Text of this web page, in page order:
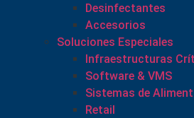
Desinfectantes
Accesorios
Soluciones Especiales
Infraestructuras
Software & VMS
Sistemas de
Retail